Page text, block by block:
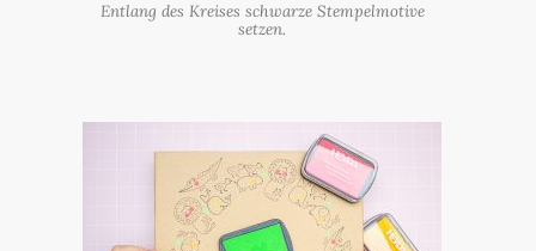
Entlang des Kreises schwarze Stempelmotive
setzen.